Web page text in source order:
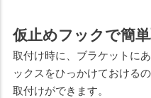
仮止めフックで簡
取付け時に、ブラケットに
ックスをひっかけておける
取付けができます。